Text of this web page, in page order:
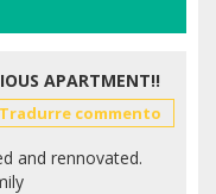
APARTMENT!!
Tradurre commento
and rennovated.